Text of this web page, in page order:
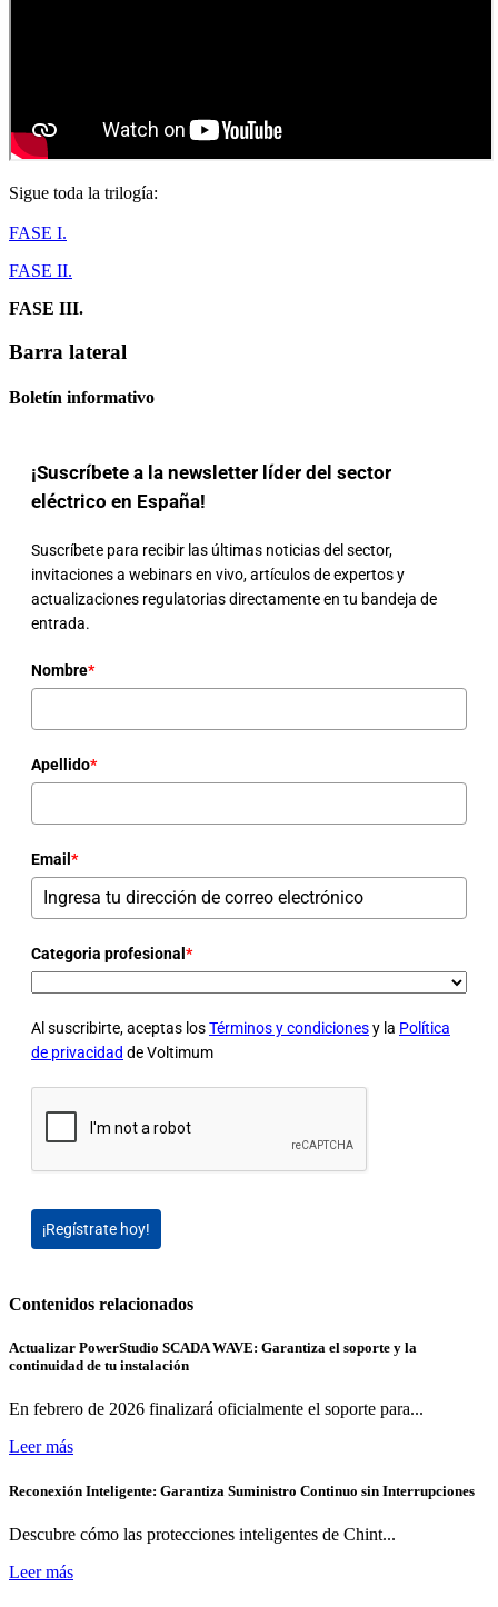
Sigue toda la trilogía:
FASE I.
FASE II.
FASE III.
Barra lateral
Boletín informativo
¡Suscríbete a la newsletter líder del sector
eléctrico en España!
Suscríbete para recibir las últimas noticias del sector,
invitaciones a webinars en vivo, artículos de expertos y
actualizaciones regulatorias directamente en tu bandeja de
entrada.
Nombre*
Apellido*
Email *
Categoria profesional *
Al suscribirte, aceptas losTérminos y condicionesy la Política
de privacidad de Voltimum
¡Regístrate hoy!
Contenidos relacionados
Actualizar PowerStudio SCADA WAVE: Garantiza el soporte y la
continuidad de tu instalación
En febrero de 2026 finalizará oficialmente el soporte para...
Leer más
Reconexión Inteligente: Garantiza Suministro Continuo sin Interrupciones
Descubre cómo las protecciones inteligentes de Chint...
Leer más